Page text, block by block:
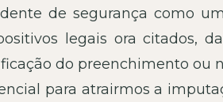
de segurança como
legais ora citados, da
do preenchimento ou
para atrairmos a